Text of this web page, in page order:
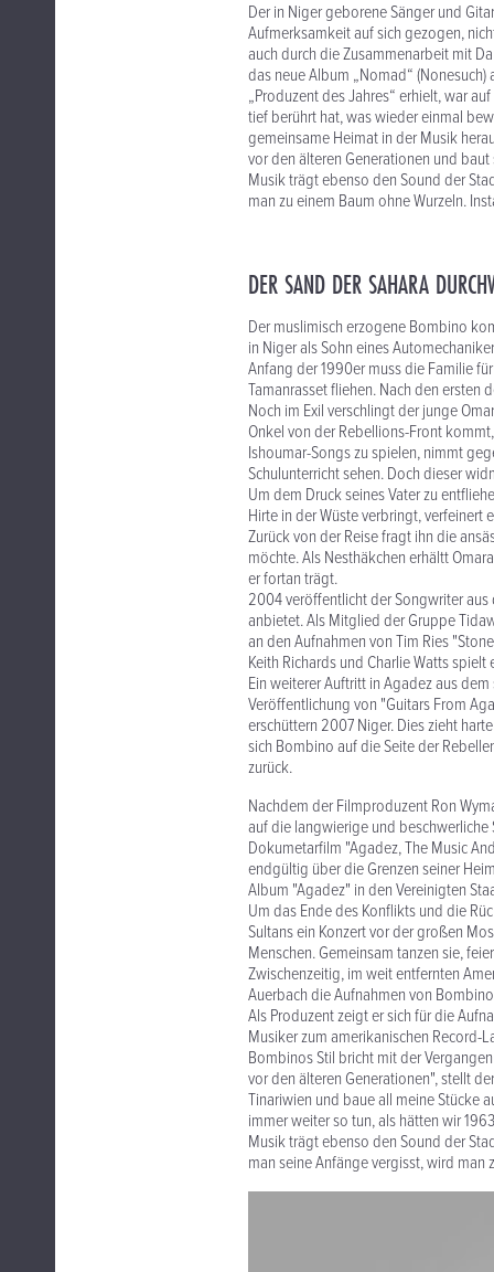
Der in Niger geborene Sänger und
Aufmerksamkeit auf sich gezogen,
auch durch die Zusammenarbeit mit
das neue Album „Nomad“
„Produzent des Jahres“ erhielt, war
tief berührt hat, was wieder einmal
gemeinsame Heimat in der Musik
vor den älteren Generationen und
Musik trägt ebenso den Sound der
man zu einem Baum ohne Wurzeln.
DER SAND DER SAHARA
Der muslimisch erzogene Bombino
in Niger als Sohn eines
Anfang der 1990er muss die Familie
Tamanrasset fliehen. Nach den ersten
Noch im Exil verschlingt der junge
Onkel von der Rebellions-Front
Ishoumar-Songs zu spielen, nimmt
Schulunterricht sehen. Doch dieser
Um dem Druck seines Vater zu
Hirte in der Wüste verbringt, verfeinert
Zurück von der Reise fragt ihn die
möchte. Als Nesthäkchen erhältt
er fortan trägt.
2004 veröffentlicht der Songwriter aus
anbietet. Als Mitglied der Gruppe
an den Aufnahmen von Tim Ries
Keith Richards und Charlie Watts
Ein weiterer Auftritt in Agadez aus
Veröffentlichung von "Guitars From
erschüttern 2007 Niger. Dies zieht
sich Bombino auf die Seite der
zurück.
Nachdem der Filmproduzent Ron
auf die langwierige und beschwerliche
Dokumetarfilm "Agadez, The Music
endgültig über die Grenzen seiner
Album "Agadez" in den Vereinigten
Um das Ende des Konflikts und die
Sultans ein Konzert vor der großen
Menschen. Gemeinsam tanzen sie,
Zwischenzeitig, im weit entfernten
Auerbach die Aufnahmen von
Als Produzent zeigt er sich für die
Musiker zum amerikanischen Record-
Bombinos Stil bricht mit der
vor den älteren Generationen", stellt
Tinariwien und baue all meine Stücke
immer weiter so tun, als hätten wir
Musik trägt ebenso den Sound der
man seine Anfänge vergisst, wird man